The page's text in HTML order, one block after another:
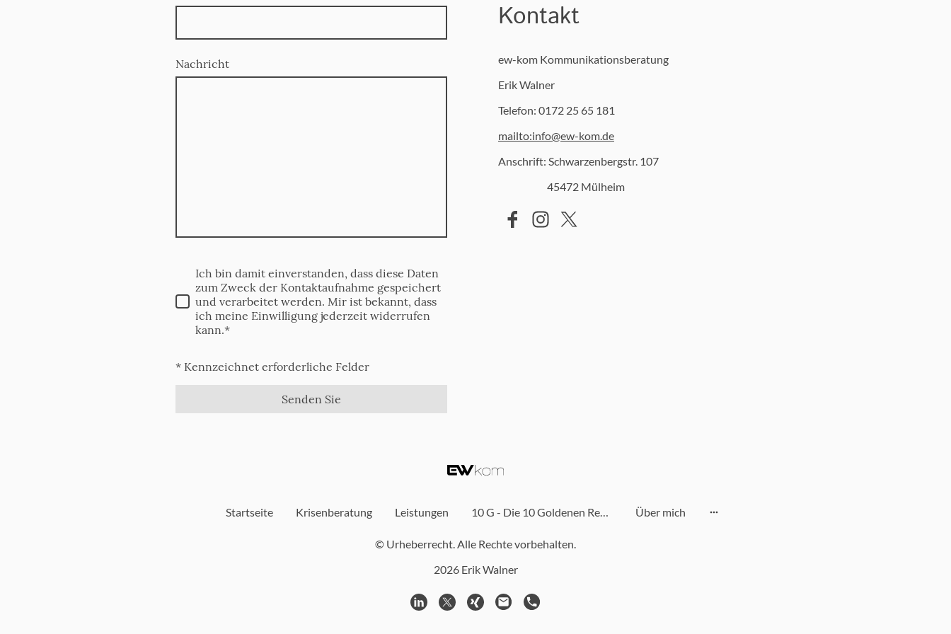
Nachricht
Ich bin damit einverstanden, dass diese Daten
zum Zweck der Kontaktaufnahme gespeichert
und verarbeitet werden. Mir ist bekannt, dass
ich meine Einwilligung jederzeit widerrufen
kann.*
* Kennzeichnet erforderliche Felder
Senden Sie
Kontakt
ew-kom Kommunikationsberatung
Erik Walner
Telefon: 0172 25 65 181
mailto:info@ew-kom.de
Anschrift: Schwarzenbergstr. 107
45472 Mülheim
Startseite Krisenberatung Leistungen 10 G - Die 10 Goldenen Regeln Über mich
© Urheberrecht. Alle Rechte vorbehalten.
2026 Erik Walner